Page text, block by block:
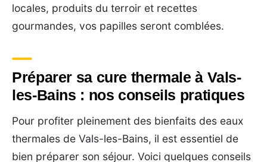
locales, produits du terroir et recettes
gourmandes, vos papilles seront comblées.
Préparer sa cure thermale à Vals-
les-Bains : nos conseils pratiques
Pour profiter pleinement des bienfaits des eaux
thermales de Vals-les-Bains, il est essentiel de
bien préparer son séjour. Voici quelques conseils